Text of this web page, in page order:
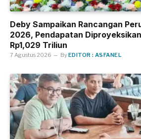
Deby Sampaikan Rancangan
2026, Pendapatan
Rp1,029 Triliun
7 Agustus 2026 ByEDITOR : ASFANEL